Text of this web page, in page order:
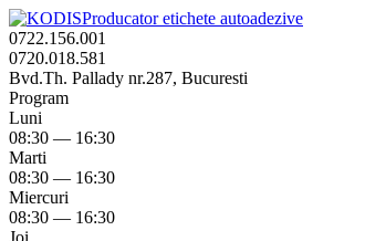
Producator etichete autoadezive
0722.156.001
0720.018.581
Bvd.Th. Pallady nr.287, Bucuresti
Program
Luni
08:30 — 16:30
Marti
08:30 — 16:30
Miercuri
08:30 — 16:30
Joi